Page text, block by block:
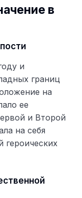
в
и
границ
на
ее
и Второй
на себя
героических